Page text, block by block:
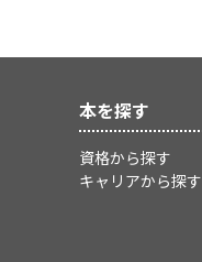
本を探す
資格から探す
キャリアから探す